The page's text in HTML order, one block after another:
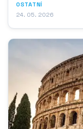
OSTATNÍ
24. 05. 2026